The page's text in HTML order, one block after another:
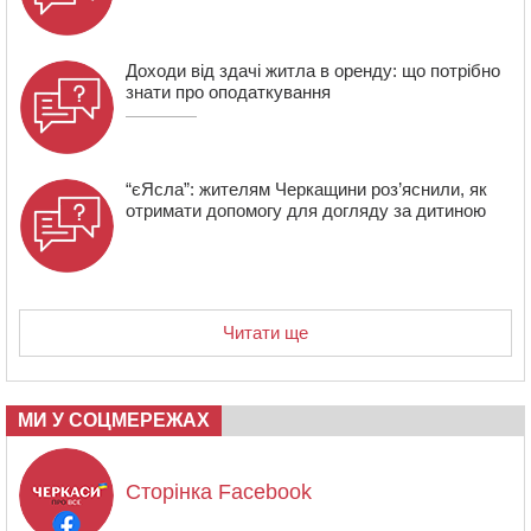
Черкасах відкрили спортивно-реабілітаційний центр
Доходи від здачі житла в оренду: що потрібно
знати про оподаткування
“єЯсла”: жителям Черкащини роз’яснили, як
отримати допомогу для догляду за дитиною
Читати ще
МИ У СОЦМЕРЕЖАХ
Сторінка Facebook